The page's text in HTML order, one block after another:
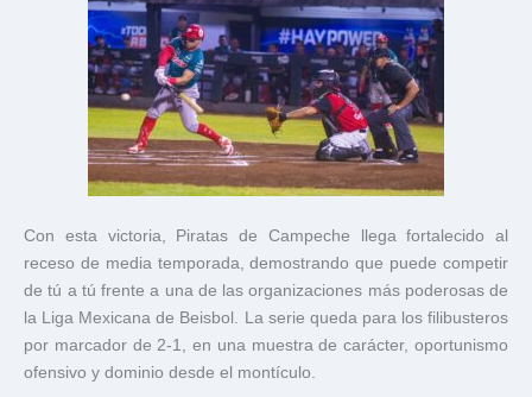
Con esta victoria, Piratas de Campeche llega fortalecido al
receso de media temporada, demostrando que puede competir
de tú a tú frente a una de las organizaciones más poderosas de
la Liga Mexicana de Beisbol. La serie queda para los filibusteros
por marcador de 2-1, en una muestra de carácter, oportunismo
ofensivo y dominio desde el montículo.